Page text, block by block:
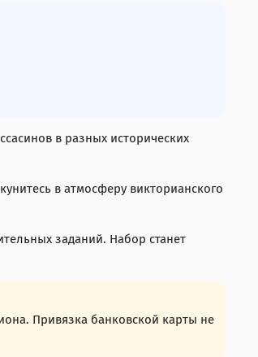
в разных исторических
в атмосферу викторианского
заданий. Набор станет
Привязка банковской карты не